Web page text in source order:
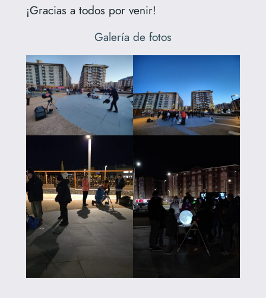
¡Gracias a todos por venir!
Galería de fotos